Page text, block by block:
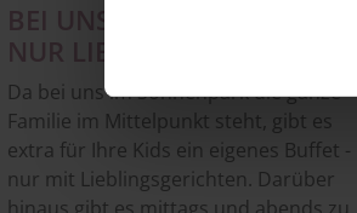
BEI UNS GIBT’S JEDEN TAG
NUR LIEBLINGSESSEN
Da bei uns im Sonnenpark die ganze
Familie im Mittelpunkt steht, gibt es
extra für Ihre Kids ein eigenes Buffet -
nur mit Lieblingsgerichten. Darüber